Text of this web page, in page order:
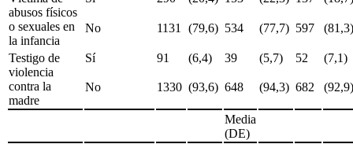
abusos físicos
o sexuales en
la infancia
No 1131 (79,6) 534 (77,7) 597
Testigo de
violencia
contra la
madre
Sí 91 (6,4) 39 (5,7) 52 (7,1)
No 1330 (93,6) 648 (94,3) 682
Media
(DE)